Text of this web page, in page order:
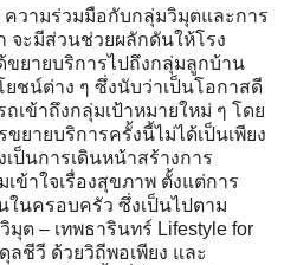
ความร่วมมือกับกลุ่มวิมุตและการ
จะมีส่วนช่วยผลักดันให้โรง
ขยายบริการไปถึงกลุ่มลูกบ้าน
ชน์ต่าง ๆ ซึ่งนับว่าเป็นโอกาสดี
เข้าถึงกลุ่มเป้าหมายใหม่ ๆ โดย
ยายบริการครั้งนี้ไม่ได้เป็นเพียง
ป็นการเดินหน้าสร้างการ
ข้าใจเรื่องสุขภาพ ตั้งแต่การ
นครอบครัว ซึ่งเป็นไปตาม
ต – เทพธารินทร์ Lifestyle for
ลชีวี ด้วยวิถีพอเพียง และ